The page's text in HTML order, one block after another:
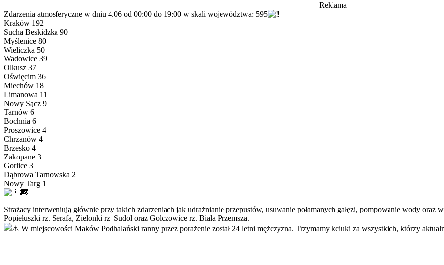
Reklama
Zdarzenia atmosferyczne w dniu 4.06 od 00:00 do 19:00 w skali województwa: 595
Kraków 192
Sucha Beskidzka 90
Myślenice 80
Wieliczka 50
Wadowice 39
Olkusz 37
Oświęcim 36
Miechów 18
Limanowa 11
Nowy Sącz 9
Tarnów 6
Bochnia 6
Proszowice 4
Chrzanów 4
Brzesko 4
Zakopane 3
Gorlice 3
Dąbrowa Tarnowska 2
Nowy Targ 1
Strażacy interweniują głównie przy takich zdarzeniach jak udrażnianie przepustów, usuwanie połamanych gałęzi, pompowanie wody
Popiełuszki rz. Serafa, Zielonki rz. Sudol oraz Golczowice rz. Biała Przemsza.
W miejscowości Maków Podhalański ranny przez porażenie został 24 letni mężczyzna. Trzymamy kciuki za wszystkich, którzy